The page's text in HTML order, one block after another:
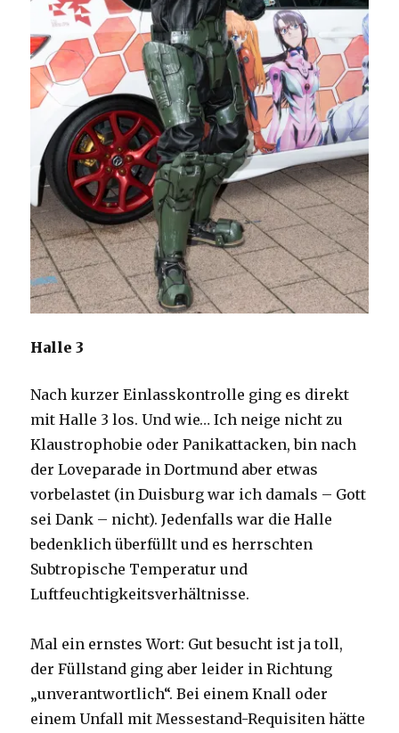
Halle 3
Nach kurzer Einlasskontrolle ging es direkt
mit Halle 3 los. Und wie… Ich neige nicht zu
Klaustrophobie oder Panikattacken, bin nach
der Loveparade in Dortmund aber etwas
vorbelastet (in Duisburg war ich damals – Gott
sei Dank – nicht). Jedenfalls war die Halle
bedenklich überfüllt und es herrschten
Subtropische Temperatur und
Luftfeuchtigkeitsverhältnisse.
Mal ein ernstes Wort: Gut besucht ist ja toll,
der Füllstand ging aber leider in Richtung
„unverantwortlich“. Bei einem Knall oder
einem Unfall mit Messestand-Requisiten hätte